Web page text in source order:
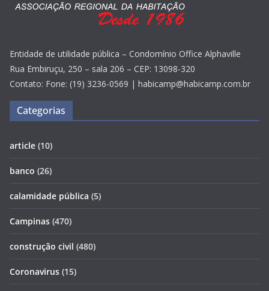
Entidade de utilidade pública – Condomínio Office Alphaville
Rua Embiruçu, 250 – sala 206 – CEP: 13098-320
Contato: Fone: (19) 3236-0569 | habicamp@habicamp.com.br
Categorias
article (10)
banco (26)
calamidade pública (5)
Campinas (470)
construção civil (480)
Coronavirus (15)